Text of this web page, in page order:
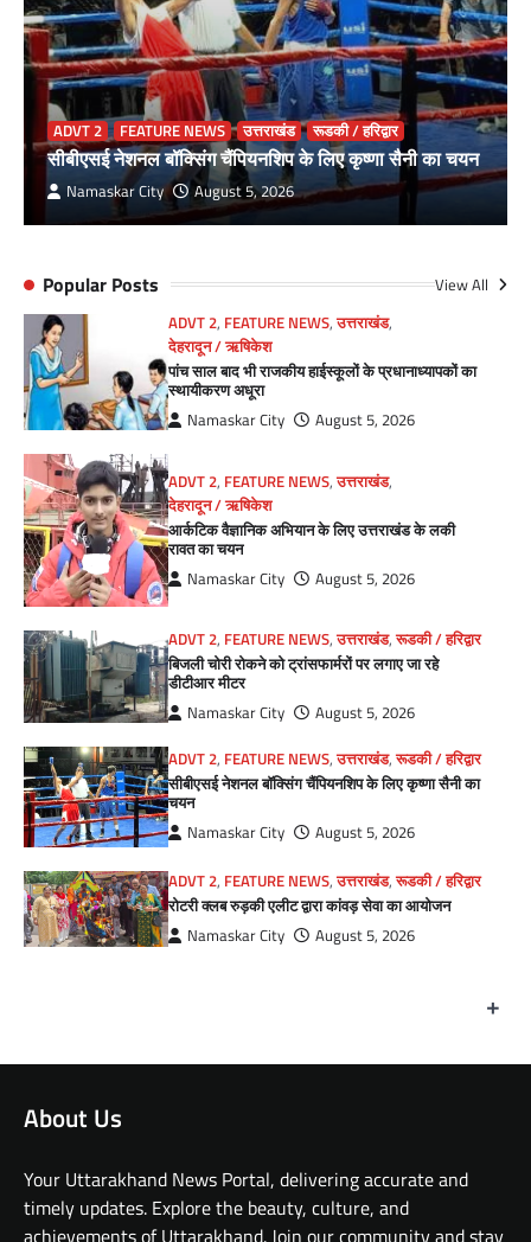
ADVT 2 FEATURE NEWS उत्तराखंड रूडकी / हरिद्वार
सीबीएसई नेशनल बॉक्सिंग चैंपियनशिप के लिए कृष्णा सैनी का चयन
Namaskar City August 5, 2026
Popular Posts View All
ADVT 2, FEATURE NEWS,उत्तराखंड,
देहरादून / ऋषिकेश
पांच साल बाद भी राजकीय हाईस्कूलों के प्रधानाध्यापकों का
स्थायीकरण अधूरा
Namaskar City August 5, 2026
ADVT 2, FEATURE NEWS,उत्तराखंड,
देहरादून / ऋषिकेश
आर्कटिक वैज्ञानिक अभियान के लिए उत्तराखंड के लकी
रावत का चयन
Namaskar City August 5, 2026
ADVT 2, FEATURE NEWS,उत्तराखंड,रूडकी / हरिद्वार
बिजली चोरी रोकने को ट्रांसफार्मरों पर लगाए जा रहे
डीटीआर मीटर
Namaskar City August 5, 2026
ADVT 2, FEATURE NEWS,उत्तराखंड,रूडकी / हरिद्वार
सीबीएसई नेशनल बॉक्सिंग चैंपियनशिप के लिए कृष्णा सैनी का
चयन
Namaskar City August 5, 2026
ADVT 2, FEATURE NEWS,उत्तराखंड,रूडकी / हरिद्वार
रोटरी क्लब रुड़की एलीट द्वारा कांवड़ सेवा का आयोजन
Namaskar City August 5, 2026
+
About Us
Your Uttarakhand News Portal, delivering accurate and
timely updates. Explore the beauty, culture, and